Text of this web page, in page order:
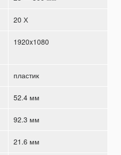
20 Х
1920x1080
пластик
52.4 мм
92.3 мм
21.6 мм